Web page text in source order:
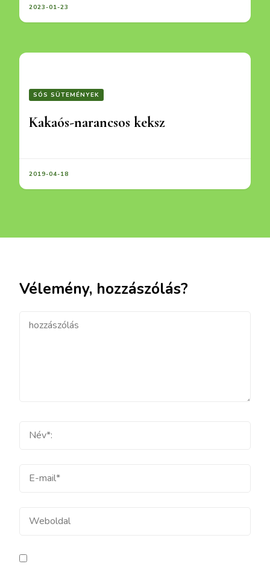
2023-01-23
SÓS SÜTEMÉNYEK
Kakaós-narancsos keksz
2019-04-18
Vélemény, hozzászólás?
hozzászólás
Teljes
E-
Weboldal